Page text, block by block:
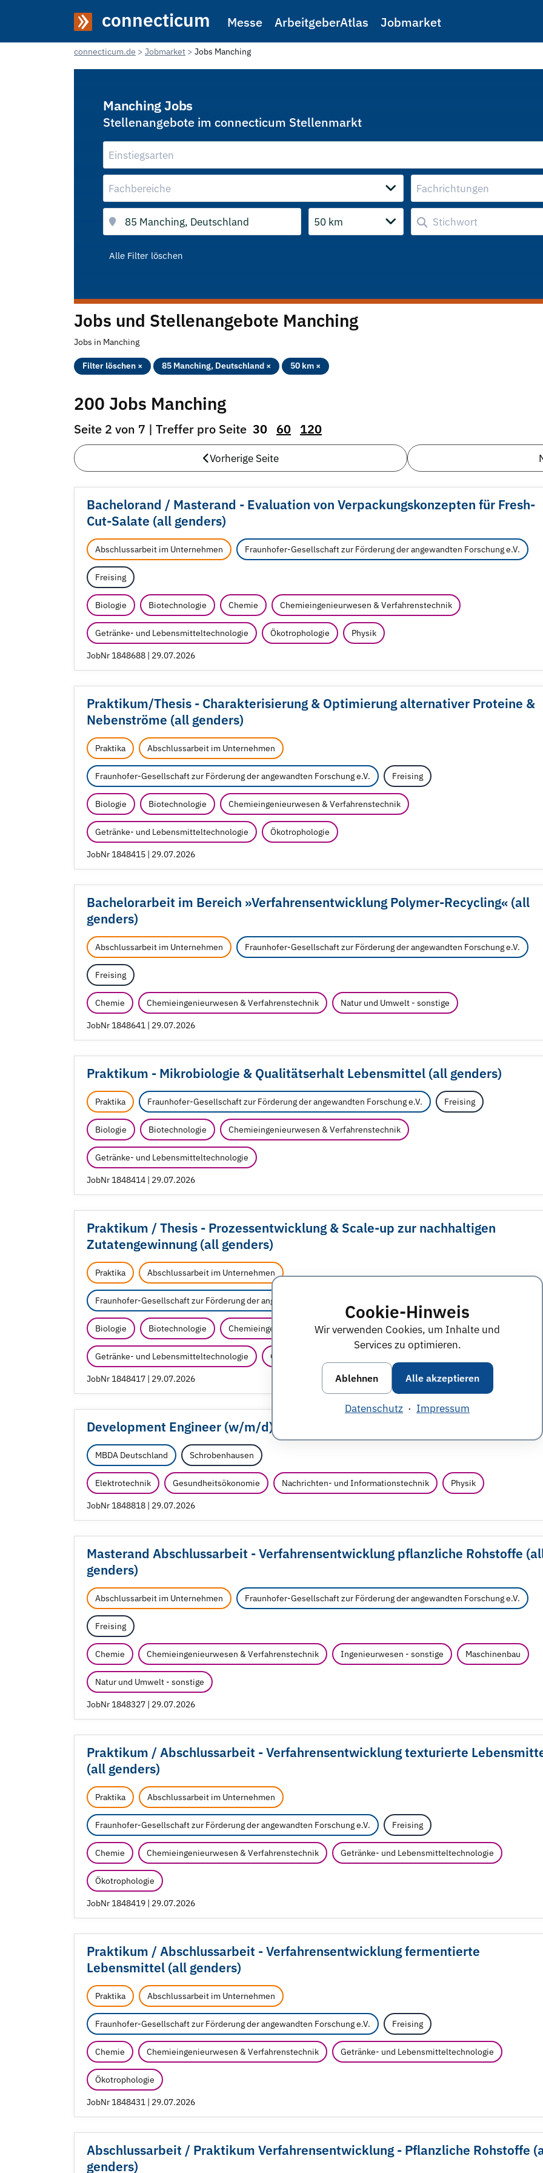
Cookie-Hinweis
Wir verwenden Cookies, um Inhalte und
Services zu optimieren.
Ablehnen Alle akzeptieren
Datenschutz · Impressum
connecticum Messe ArbeitgeberAtlas Jobmarket
connecticum.de Jobmarket Jobs Manching
Manching Jobs
Stellenangebote im connecticum Stellenmarkt
Einstiegsarten
Fachbereiche Fachrichtungen
50 km
Alle Filter löschen
Jobs und Stellenangebote Manching
Jobs in Manching
Filter löschen × 85 Manching, Deutschland × 50 km ×
200 Jobs Manching
Seite 2 von 7 | Treffer pro Seite 30 60 120
Vorherige Seite
Bachelorand / Masterand - Evaluation von Verpackungskonzepten für Fresh-
Cut-Salate (all genders)
Abschlussarbeit im Unternehmen Fraunhofer-Gesellschaft zur Förderung der angewandten Forschung e.V.
Freising
Biologie Biotechnologie Chemie Chemieingenieurwesen & Verfahrenstechnik
Getränke- und Lebensmitteltechnologie Ökotrophologie Physik
JobNr 1848688 | 29.07.2026
Praktikum/Thesis - Charakterisierung & Optimierung alternativer Proteine &
Nebenströme (all genders)
Praktika Abschlussarbeit im Unternehmen
Fraunhofer-Gesellschaft zur Förderung der angewandten Forschung e.V. Freising
Biologie Biotechnologie Chemieingenieurwesen & Verfahrenstechnik
Getränke- und Lebensmitteltechnologie Ökotrophologie
JobNr 1848415 | 29.07.2026
Bachelorarbeit im Bereich »Verfahrensentwicklung Polymer-Recycling« (all
genders)
Abschlussarbeit im Unternehmen Fraunhofer-Gesellschaft zur Förderung der angewandten Forschung e.V.
Freising
Chemie Chemieingenieurwesen & Verfahrenstechnik Natur und Umwelt - sonstige
JobNr 1848641 | 29.07.2026
Praktikum - Mikrobiologie & Qualitätserhalt Lebensmittel (all genders)
Praktika Fraunhofer-Gesellschaft zur Förderung der angewandten Forschung e.V. Freising
Biologie Biotechnologie Chemieingenieurwesen & Verfahrenstechnik
Getränke- und Lebensmitteltechnologie
JobNr 1848414 | 29.07.2026
Praktikum /Thesis - Prozessentwicklung & Scale-up zur nachhaltigen
Zutatengewinnung (all genders)
Praktika Abschlussarbeit im Unternehmen
Fraunhofer-Gesellschaft zur Förderung der angewandten Forschung e.V.
Biologie Biotechnologie Chemieingenieurwesen & Verfahrenstechnik
Getränke- und Lebensmitteltechnologie Ökotrophologie
JobNr 1848417 | 29.07.2026
Development Engineer (w/m/d) PCB
MBDA Deutschland Schrobenhausen
Elektrotechnik Gesundheitsökonomie Nachrichten- und Informationstechnik Physik
JobNr 1848818 | 29.07.2026
Masterand Abschlussarbeit - Verfahrensentwicklung pflanzliche Rohstoffe
genders)
Abschlussarbeit im Unternehmen Fraunhofer-Gesellschaft zur Förderung der angewandten Forschung e.V.
Freising
Chemie Chemieingenieurwesen & Verfahrenstechnik Ingenieurwesen - sonstige Maschinenbau
Natur und Umwelt - sonstige
JobNr 1848327 | 29.07.2026
Praktikum /Abschlussarbeit - Verfahrensentwicklung texturierte
(all genders)
Praktika Abschlussarbeit im Unternehmen
Fraunhofer-Gesellschaft zur Förderung der angewandten Forschung e.V. Freising
Chemie Chemieingenieurwesen & Verfahrenstechnik Getränke- und Lebensmitteltechnologie
Ökotrophologie
JobNr 1848419 | 29.07.2026
Praktikum /Abschlussarbeit - Verfahrensentwicklung fermentierte
Lebensmittel (all genders)
Praktika Abschlussarbeit im Unternehmen
Fraunhofer-Gesellschaft zur Förderung der angewandten Forschung e.V. Freising
Chemie Chemieingenieurwesen & Verfahrenstechnik Getränke- und Lebensmitteltechnologie
Ökotrophologie
JobNr 1848431 | 29.07.2026
Abschlussarbeit / Praktikum Verfahrensentwicklung - Pflanzliche Rohstoffe
genders)